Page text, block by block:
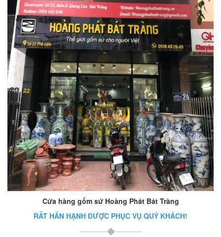
Cửa hàng gốm sứ Hoàng Phát Bát Tràng
RẤT HÂN HẠNH ĐƯỢC PHỤC VỤ QUÝ KHÁCH!